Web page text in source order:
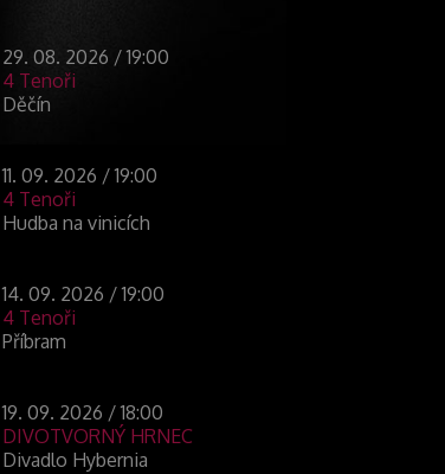
29. 08. 2026 / 19:00
4 Tenoři
Děčín
11. 09. 2026 / 19:00
4 Tenoři
Hudba na vinicích
14. 09. 2026 / 19:00
4 Tenoři
Příbram
19. 09. 2026 / 18:00
DIVOTVORNÝ HRNEC
Divadlo Hybernia